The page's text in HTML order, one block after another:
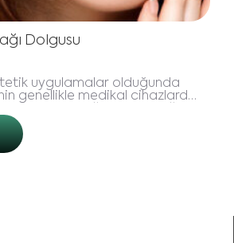
Dolgusu
uygulamalar olduğunda
genellikle medikal cihazlarda